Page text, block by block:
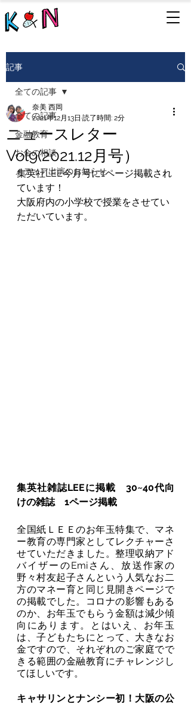
記事
全ての記事
金融教育
お金の相談
メディア出演のお知らせ
全ての記事
ニュースレター
Vol9(2021.12月号）
奈美 西岡
2021年12月13日 読了時間: 2分
集英社LEE今月号に1ページ掲載され
ています！
大阪府内の小学校で授業をさせてい
ただいています。
集英社雑誌LEEに掲載　30~40代向
けの雑誌　1ページ掲載
全国紙ＬＥＥのお年玉特集で、マネ
ー教育の専門家としてレクチャーさ
せていただきました。整理収納アド
バイザーのEmiさん、放送作家の
野々村友起子さんという人気なお二
方のマネー育と同じ見開きページで
の掲載でした。コロナの影響もある
のか、お年玉でもらう金額は減少傾
向にあります。とはいえ、お年玉
は、子どもたちにとって、大きなお
金ですので、それぞれのご家庭でで
きる範囲の金融教育にチャレンジし
てほしいです。
キャサリンとナンシー初！大阪の公